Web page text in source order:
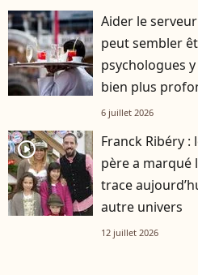
Aider le
peut sembler
psychologues
bien plus
6 juillet 2026
player2
Franck Ribéry
père a marqué
trace
autre univers
12 juillet 2026